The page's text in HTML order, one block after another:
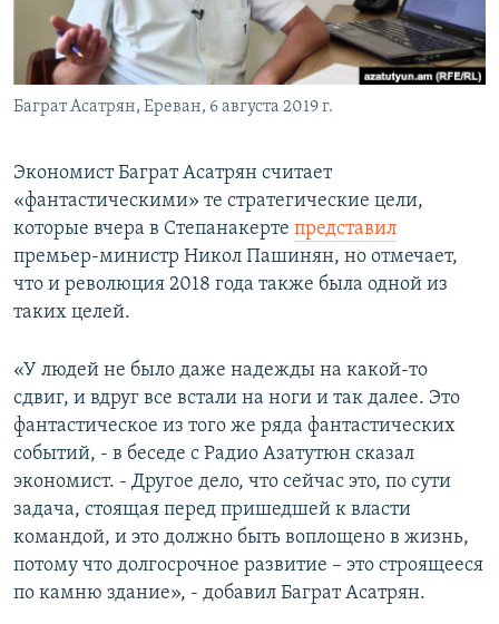
Русский
Все сайты Радио Азатутюн
Баграт Асатрян, Ереван, 6 августа 2019 г.
Экономист Баграт Асатрян считает
«фантастическими» те стратегические цели,
которые вчера в Степанакерте представил
премьер-министр Никол Пашинян, но отмечает,
что и революция 2018 года также была одной из
таких целей.
«У людей не было даже надежды на какой-то
сдвиг, и вдруг все встали на ноги и так далее. Это
фантастическое из того же ряда фантастических
событий, - в беседе с Радио Азатутюн сказал
экономист. - Другое дело, что сейчас это, по сути
задача, стоящая перед пришедшей к власти
командой, и это должно быть воплощено в жизнь,
потому что долгосрочное развитие – это строящееся
по камню здание», - добавил Баграт Асатрян.